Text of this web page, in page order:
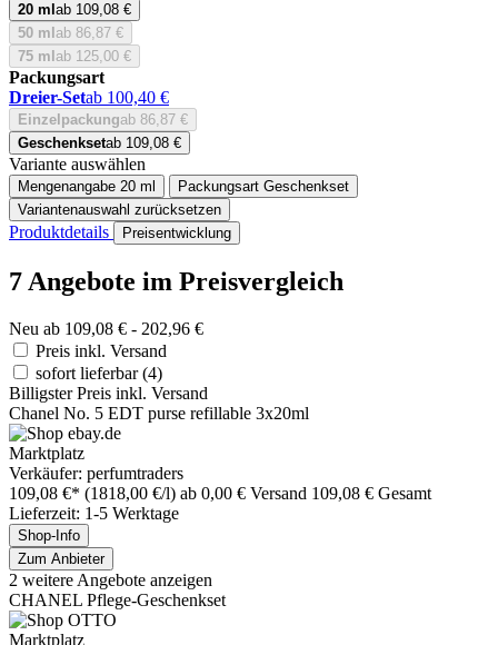
20 ml ab 109,08 €
50 ml ab 86,87 €
75 ml ab 125,00 €
Packungsart
Dreier-Setab 100,40 €
Einzelpackungab 86,87 €
Geschenksetab 109,08 €
Variante auswählen
Mengenangabe 20 ml Packungsart Geschenkset
Variantenauswahl zurücksetzen
Produktdetails Preisentwicklung
7 Angebote im Preisvergleich
Neu ab 109,08 € - 202,96 €
Preis inkl. Versand
sofort lieferbar(4)
Billigster Preis inkl. Versand
Chanel No. 5 EDT purse refillable 3x20ml
Marktplatz
Verkäufer: perfumtraders
109,08 €* (1818,00 €/l) ab 0,00 € Versand 109,08 € Gesamt
Lieferzeit: 1-5 Werktage
Shop-Info
Zum Anbieter
2 weitere Angebote anzeigen
CHANEL Pflege-Geschenkset
Marktplatz